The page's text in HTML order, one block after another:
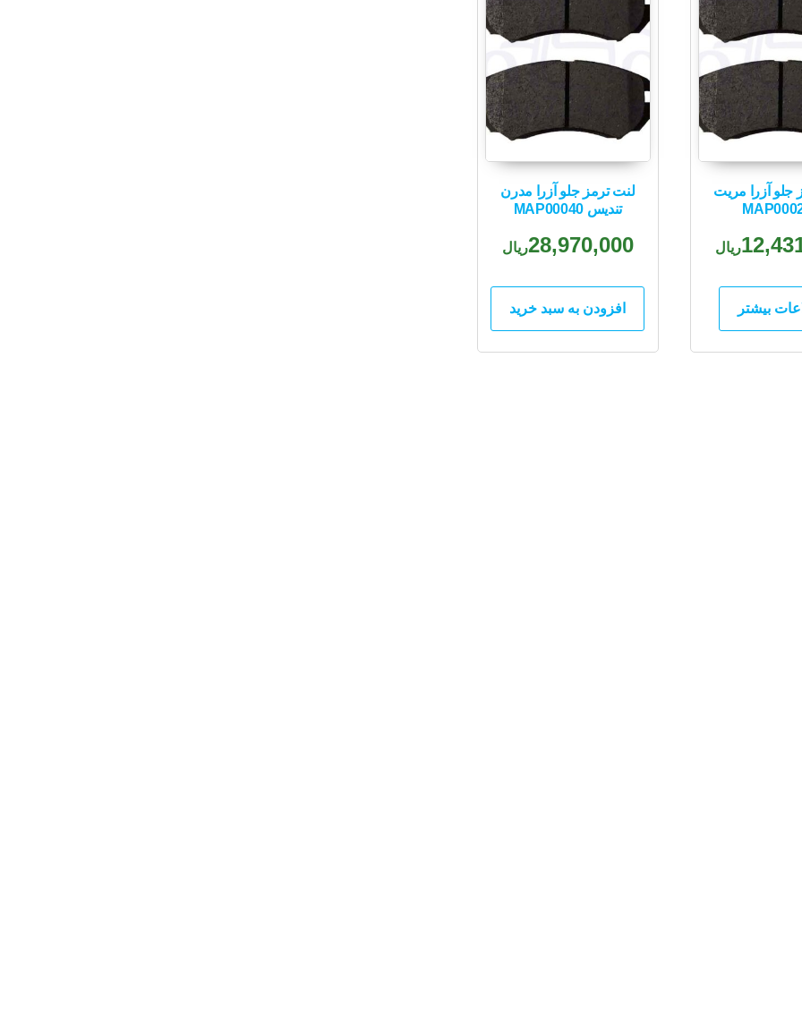
جلو آزرا مریت
ریال
بیشتر
لنت ترمز جلو آزرا مدرن
تندیس MAP00040
28,970,000ریال
افزودن به سبد خرید